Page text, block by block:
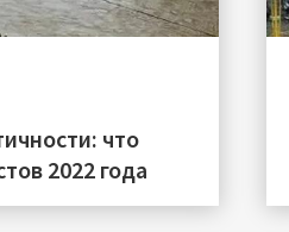
что
2022 года